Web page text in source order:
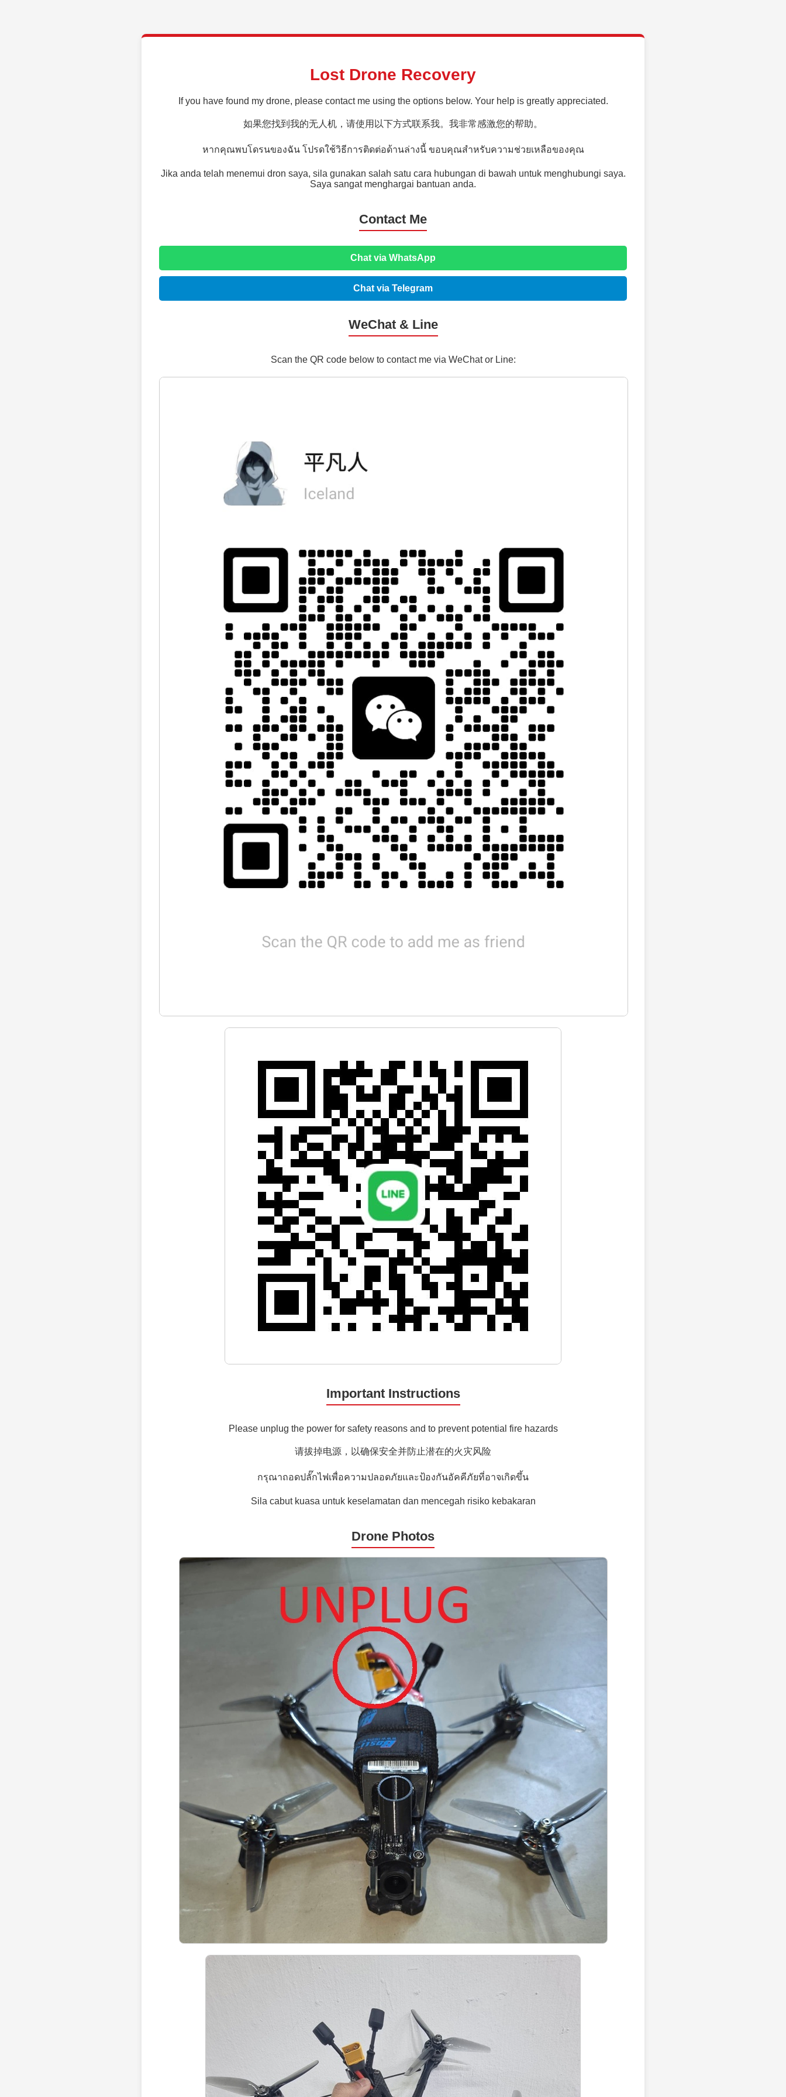
Lost Drone Recovery
If you have found my drone, please contact me using the options below. Your help is greatly appreciated.
如果您找到我的无人机，请使用以下方式联系我。我非常感激您的帮助。
หากคุณพบโดรนของฉัน โปรดใช้วิธีการติดต่อด้านล่างนี้ ขอบคุณสำหรับความช่วยเหลือของคุณ
Jika anda telah menemui dron saya, sila gunakan salah satu cara hubungan di bawah untuk menghubungi saya.
Saya sangat menghargai bantuan anda.
Contact Me
Chat via WhatsApp
Chat via Telegram
WeChat & Line
Scan the QR code below to contact me via WeChat or Line:
Important Instructions
Please unplug the power for safety reasons and to prevent potential fire hazards
请拔掉电源，以确保安全并防止潜在的火灾风险
กรุณาถอดปลั๊กไฟเพื่อความปลอดภัยและป้องกันอัคคีภัยที่อาจเกิดขึ้น
Sila cabut kuasa untuk keselamatan dan mencegah risiko kebakaran
Drone Photos